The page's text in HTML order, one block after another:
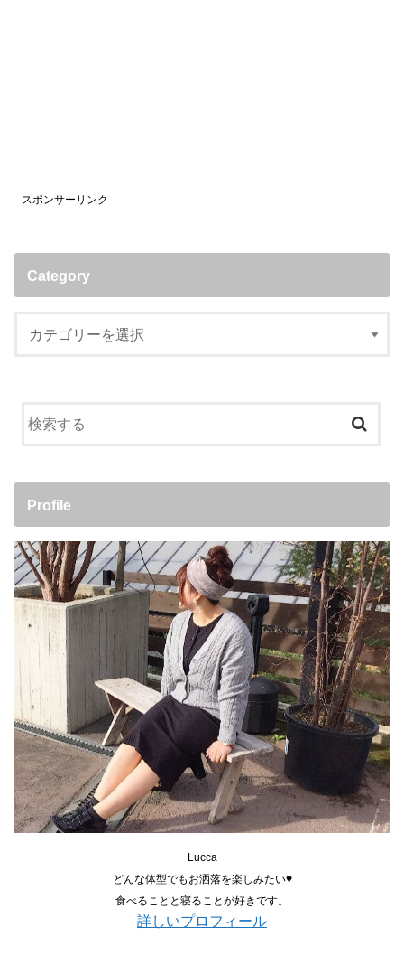
スポンサーリンク
Category
Profile
Lucca
どんな体型でもお洒落を楽しみたい♥
食べることと寝ることが好きです。
詳しいプロフィール